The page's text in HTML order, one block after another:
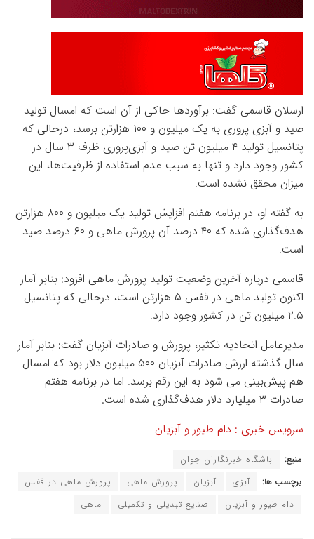
ارسلان قاسمی گفت: برآوردها حاکی از آن است که امسال تولید
صید و آبزی پروری به یک میلیون و ۱۰۰ هزارتن برسد، درحالی که
پتانسیل تولید ۴ میلیون تن صید و آبزی‌پروری ظرف ۳ سال در
کشور وجود دارد و تنها به سبب عدم استفاده از ظرفیت‌ها، این
میزان محقق نشده است.
به گفته او، در برنامه هفتم افزایش تولید یک میلیون و ۸۰۰ هزارتن
هدف‌گذاری شده که ۴۰ درصد آن پرورش ماهی و ۶۰ درصد صید
است.
قاسمی درباره آخرین وضعیت تولید پرورش ماهی افزود: بنابر آمار
اکنون تولید ماهی در قفس ۵ هزارتن است، درحالی که پتانسیل
۲.۵ میلیون تن در کشور وجود دارد.
مدیرعامل اتحادیه تکثیر، پرورش و صادرات آبزیان گفت: بنابر آمار
سال گذشته ارزش صادرات آبزیان ۵۰۰ میلیون دلار بود که امسال
هم پیش‌بینی می شود به این رقم برسد. اما در برنامه هفتم
صادرات ۳ میلیارد دلار هدف‌گذاری شده است‌.
سرویس خبری : دام طیور و آبزیان
منبع:
باشگاه خبرنگاران جوان
برچسب ها:
آبزی آبزیان پرورش ماهی
پرورش ماهی در قفس
دام طیور و آبزیان
صنایع تبدیلی و تکمیلی ماهی